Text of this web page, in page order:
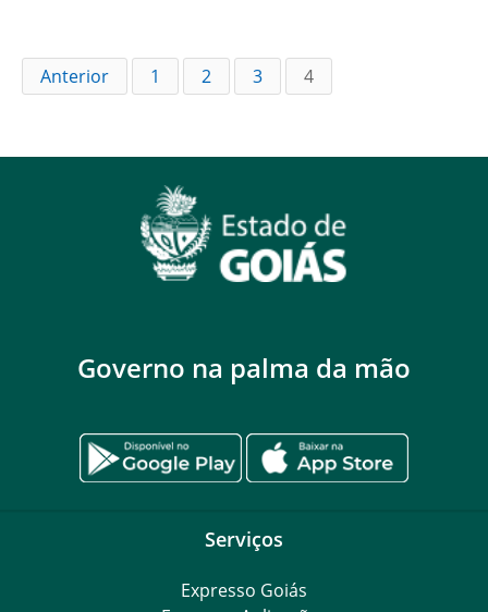
Anterior 1 2 3 4
Governo na palma da mão
Serviços
Expresso Goiás